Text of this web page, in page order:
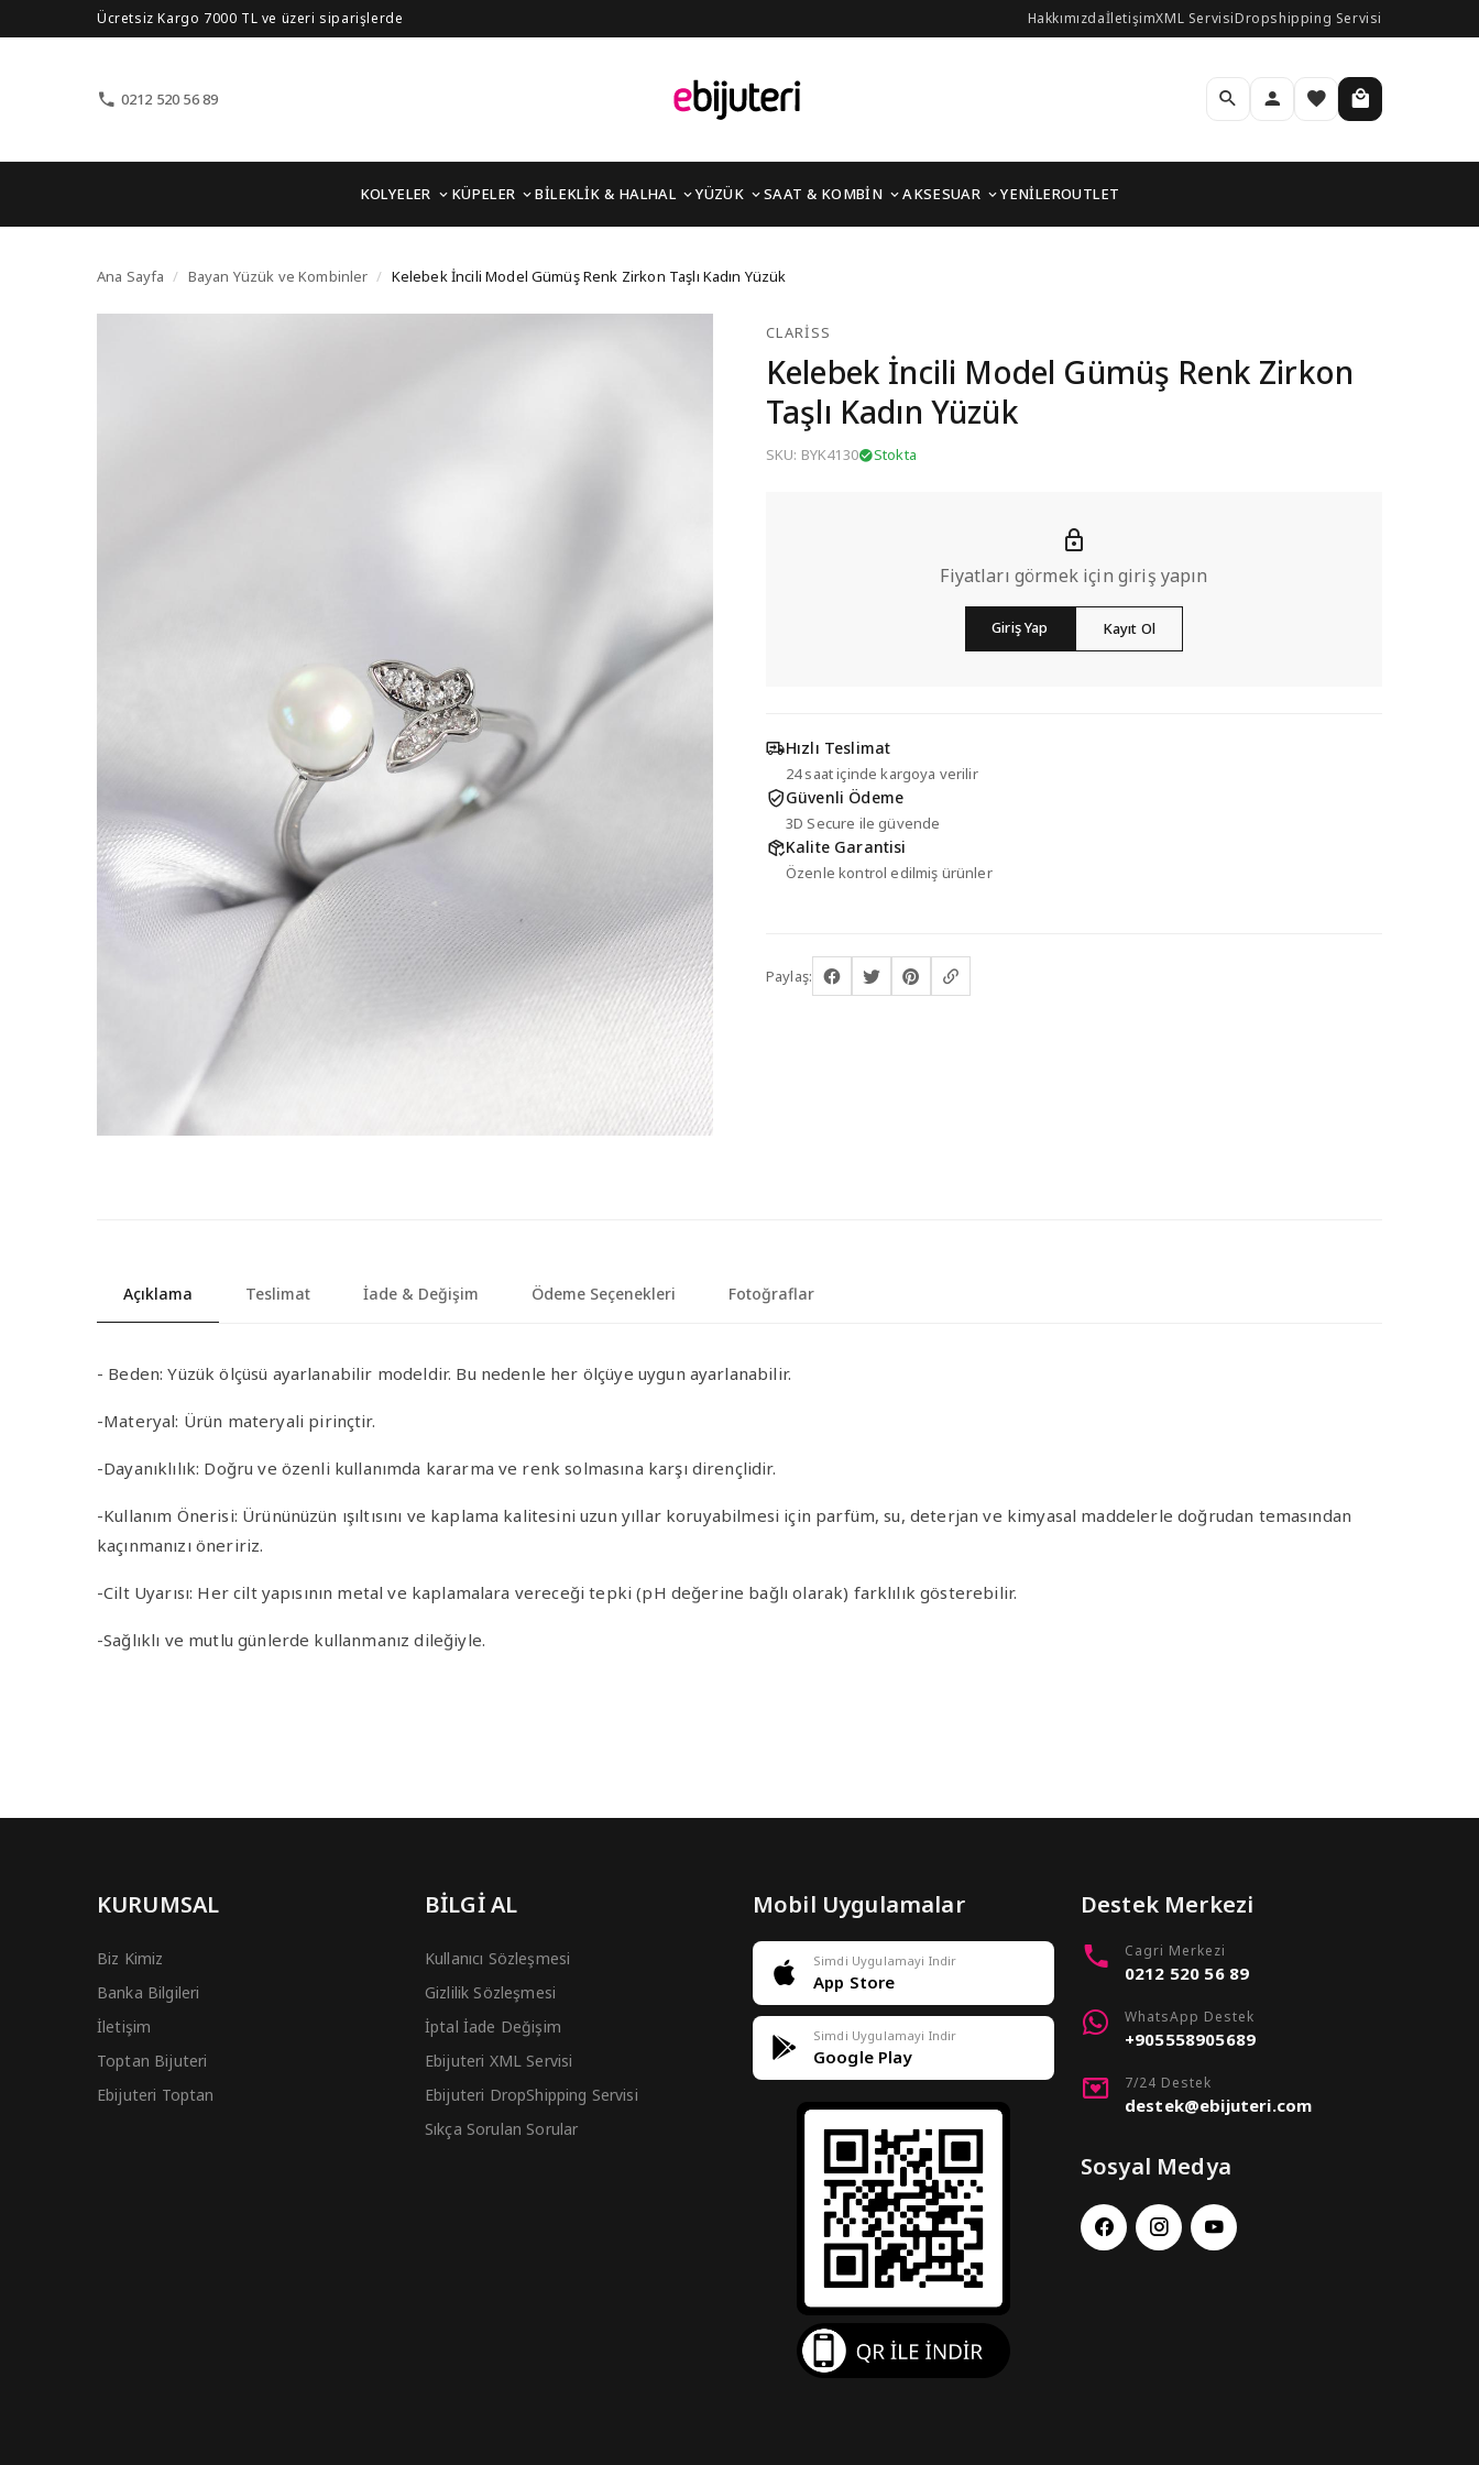
Ücretsiz Kargo 7000 TL ve üzeri siparişlerde HakkımızdaİletişimXML ServisiDropshipping Servisi
0212 520 56 89
KOLYELER KÜPELER BİLEKLİK & HALHAL YÜZÜK SAAT & KOMBİN AKSESUAR YENİLEROUTLET
Kelebek İncili Model Gümüş Renk Zirkon Taşlı Kadın Yüzük
Ana Sayfa / Bayan Yüzük ve Kombinler / Kelebek İncili Model Gümüş Renk Zirkon Taşlı Kadın Yüzük
CLARISS
Kelebek İncili Model Gümüş Renk Zirkon
Taşlı Kadın Yüzük
SKU: BYK4130 Stokta
Fiyatları görmek için giriş yapın
Giriş Yap Kayıt Ol
Hızlı Teslimat
24 saat içinde kargoya verilir
Güvenli Ödeme
3D Secure ile güvende
Kalite Garantisi
Özenle kontrol edilmiş ürünler
Paylaş:
Açıklama Teslimat İade & Değişim Ödeme Seçenekleri Fotoğraflar
- Beden:Yüzük ölçüsü ayarlanabilir modeldir. Bu nedenle her ölçüye uygun ayarlanabilir.
-Materyal: Ürün materyali pirinçtir.
-Dayanıklılık: Doğru ve özenli kullanımda kararma ve renk solmasına karşı dirençlidir.
-Kullanım Önerisi: Ürününüzün ışıltısını ve kaplama kalitesini uzun yıllar koruyabilmesi için parfüm, su, deterjan ve kimyasal maddelerle doğrudan temasından
kaçınmanızı öneririz.
-Cilt Uyarısı: Her cilt yapısının metal ve kaplamalara vereceği tepki (pH değerine bağlı olarak) farklılık gösterebilir.
-Sağlıklı ve mutlu günlerde kullanmanız dileğiyle.
KURUMSAL
Biz Kimiz
Banka Bilgileri
İletişim
Toptan Bijuteri
Ebijuteri Toptan
BİLGİ AL
Kullanıcı Sözleşmesi
Gizlilik Sözleşmesi
İptal İade Değişim
Ebijuteri XML Servisi
Ebijuteri DropShipping Servisi
Sıkça Sorulan Sorular
Mobil Uygulamalar
Simdi Uygulamayi Indir
App Store
Simdi Uygulamayi Indir
Google Play
Destek Merkezi
Cagri Merkezi
0212 520 56 89
WhatsApp Destek
+905558905689
7/24 Destek
destek@ebijuteri.com
Sosyal Medya